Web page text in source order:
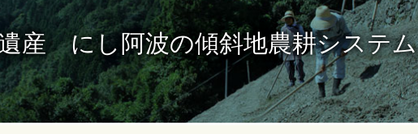
産 にし阿波の傾斜地農耕システム